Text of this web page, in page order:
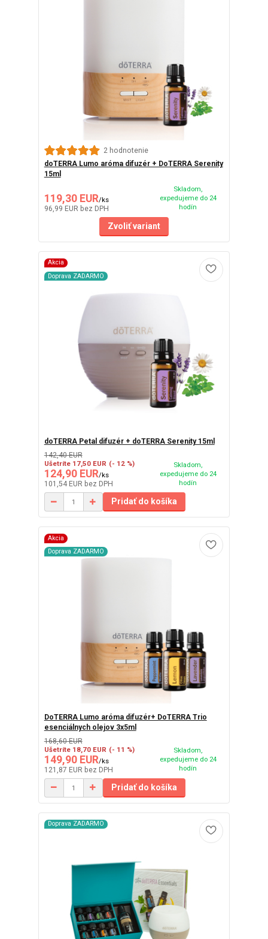
2 hodnotenie
doTERRA Lumo aróma difuzér + DoTERRA Serenity
15ml
119,30 EUR/ks
96,99 EUR bez DPH
Skladom,
expedujeme do 24
hodín
Zvoliť variant
Akcia
Doprava ZADARMO
doTERRA Petal difuzér + doTERRA Serenity 15ml
142,40 EUR
Ušetríte 17,50 EUR (- 12 %)
124,90 EUR/ks
101,54 EUR bez DPH
Skladom,
expedujeme do 24
hodín
Pridať do košíka
Akcia
Doprava ZADARMO
DoTERRA Lumo aróma difuzér+ DoTERRA Trio
esenciálnych olejov 3x5ml
168,60 EUR
Ušetríte 18,70 EUR (- 11 %)
149,90 EUR/ks
121,87 EUR bez DPH
Skladom,
expedujeme do 24
hodín
Pridať do košíka
Doprava ZADARMO